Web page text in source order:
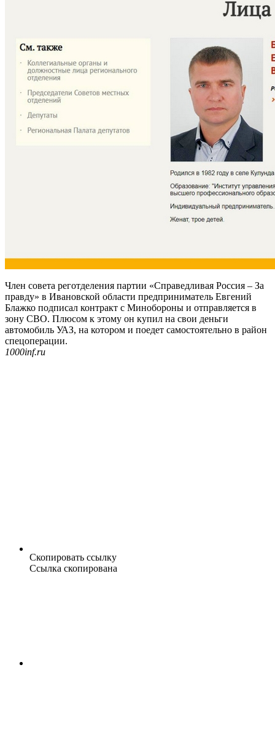
Член совета реготделения партии «Справедливая Россия – За
правду» в Ивановской области предприниматель Евгений
Блажко подписал контракт с Минобороны и отправляется в
зону СВО. Плюсом к этому он купил на свои деньги
автомобиль УАЗ, на котором и поедет самостоятельно в район
спецоперации.
1000inf.ru
Скопировать ссылку
Ссылка скопирована